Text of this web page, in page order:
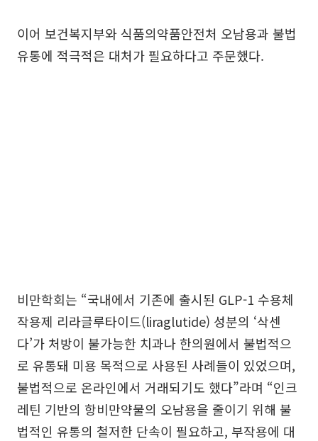
이어 보건복지부와 식품의약품안전처 오남용과 불법
유통에 적극적은 대처가 필요하다고 주문했다.
비만학회는 “국내에서 기존에 출시된 GLP-1 수용체
작용제 리라글루타이드(liraglutide) 성분의 ‘삭센
다’가 처방이 불가능한 치과나 한의원에서 불법적으
로 유통돼 미용 목적으로 사용된 사례들이 있었으며,
불법적으로 온라인에서 거래되기도 했다”라며 “인크
레틴 기반의 항비만약물의 오남용을 줄이기 위해 불
법적인 유통의 철저한 단속이 필요하고, 부작용에 대